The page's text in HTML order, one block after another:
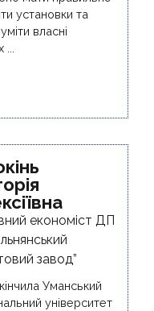
установки та
власні
економіст ДП
завод”
Уманський
університет